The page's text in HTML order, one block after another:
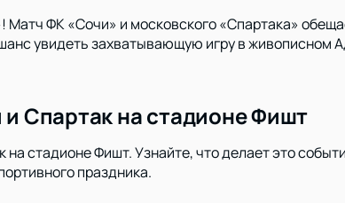
ФК «Сочи» и московского «Спартака»
увидеть захватывающую игру в живописном
Спартак на стадионе Фишт
стадионе Фишт. Узнайте, что делает это
праздника.